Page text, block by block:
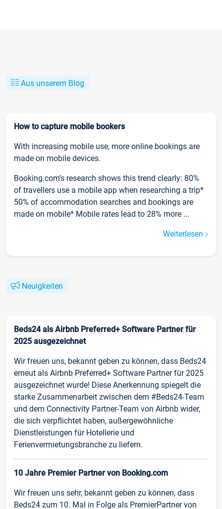
Aus unserem Blog
How to capture mobile bookers
With increasing mobile use, more online bookings are
made on mobile devices.
Booking.com’s research shows this trend clearly: 80%
of travellers use a mobile app when researching a trip*
50% of accommodation searches and bookings are
made on mobile* Mobile rates lead to 28% more ...
Weiterlesen
Neuigkeiten
Beds24 als Airbnb Preferred+ Software Partner für
2025 ausgezeichnet
Wir freuen uns, bekannt geben zu können, dass Beds24
erneut als Airbnb Preferred+ Software Partner für 2025
ausgezeichnet wurde! Diese Anerkennung spiegelt die
starke Zusammenarbeit zwischen dem #Beds24-Team
und dem Connectivity Partner-Team von Airbnb wider,
die sich verpflichtet haben, außergewöhnliche
Dienstleistungen für Hotellerie und
Ferienvermietungsbranche zu liefern.
10 Jahre Premier Partner von Booking.com
Wir freuen uns sehr, bekannt geben zu können, dass
Beds24 zum 10. Mal in Folge als PremierPartner von